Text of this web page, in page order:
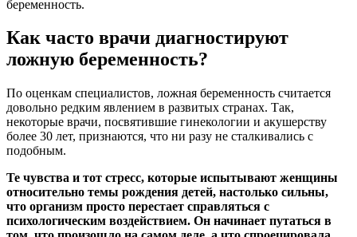
беременность.
Как часто врачи диагностируют
ложную беременность?
По оценкам специалистов, ложная беременность считается
довольно редким явлением в развитых странах. Так,
некоторые врачи, посвятившие гинекологии и акушерству
более 30 лет, признаются, что ни разу не сталкивались с
подобным.
Те чувства и тот стресс, которые испытывают женщины
относительно темы рождения детей, настолько сильны,
что организм просто перестает справляться с
психологическим воздействием. Он начинает путаться в